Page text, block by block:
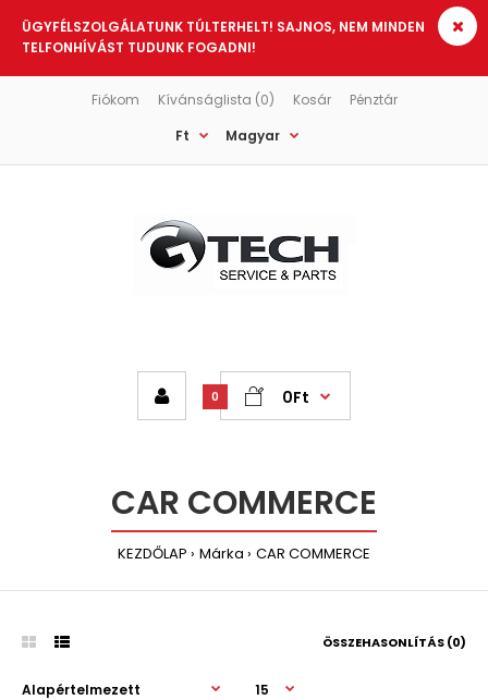
ÜGYFÉLSZOLGÁLATUNK TÚLTERHELT! SAJNOS, NEM MINDEN
TELFONHÍVÁST TUDUNK FOGADNI!
Fiókom Kívánságlista (0) Kosár
Pénztár
Ft
Magyar
0 0Ft
CAR COMMERCE
KEZDŐLAP Márka CAR COMMERCE
ÖSSZEHASONLÍTÁS (0)